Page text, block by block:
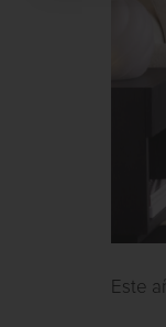
Este